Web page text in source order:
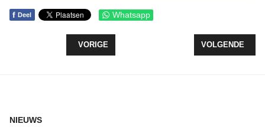
f Deel Whatsapp
VORIG ARTIKEL: EEN NIEUW GELUID BIJ DE
VORIGE VOLGENDE
VOLGENDE
NIEUWS